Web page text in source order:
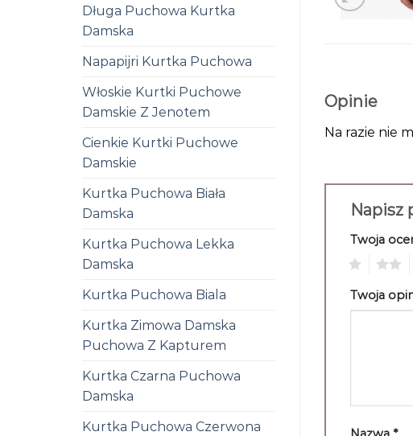
Długa Puchowa Kurtka
Damska
Napapijri Kurtka Puchowa
Włoskie Kurtki Puchowe
Damskie Z Jenotem
Cienkie Kurtki Puchowe
Damskie
Kurtka Puchowa Biała
Damska
Kurtka Puchowa Lekka
Damska
Kurtka Puchowa Biala
Kurtka Zimowa Damska
Puchowa Z Kapturem
Kurtka Czarna Puchowa
Damska
Kurtka Puchowa Czerwona
Opinie
Na razie nie
Napisz
Twoja
Twoja